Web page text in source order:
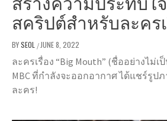
สคริปต์สำหรับละคร
BYSEOL / JUNE 8, 2022
ละครเรื่อง “Big Mouth” (ชื่ออย่างไม่
MBC ที่กำลังจะออกอากาศ ได้แชร์รูป
ละคร!